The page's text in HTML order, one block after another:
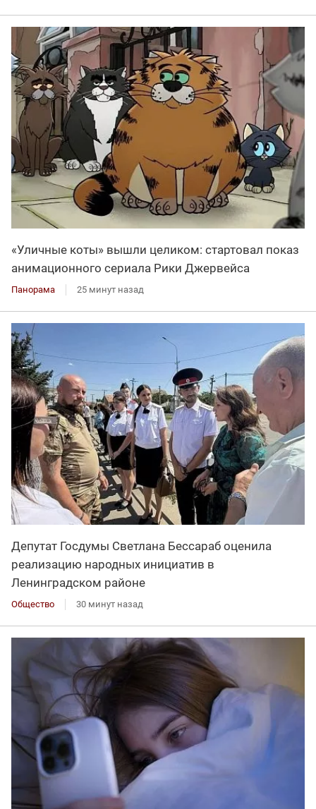
«Уличные коты» вышли целиком: стартовал показ
анимационного сериала Рики Джервейса
Панорама 25 минут назад
Депутат Госдумы Светлана Бессараб оценила
реализацию народных инициатив в
Ленинградском районе
Общество 30 минут назад